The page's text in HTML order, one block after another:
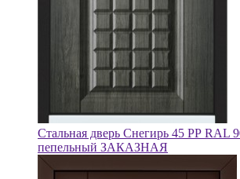
Стальная дверь Снегирь 45 РР RAL
пепельный ЗАКАЗНАЯ